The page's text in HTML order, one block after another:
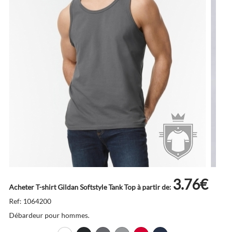
Acheter T-shirt Gildan Softstyle Tank Top à partir de: 3.76€
Ref: 1064200
Débardeur pour hommes.